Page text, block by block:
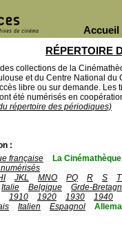
Accueil
RÉPERTOIRE
collections de la
et du Centre National du
libre ou sur demande. Les
été numérisés en
répertoire des périodiques)
:
française La
JKL MNO PQ R S
Italie Belgique Grde-
1910 1920 1930 1940
Italien Espagnol